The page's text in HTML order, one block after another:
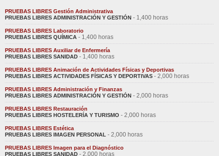
PRUEBAS LIBRES Gestión Administrativa
PRUEBAS LIBRES ADMINISTRACIÓN Y GESTIÓN - 1,400 horas
PRUEBAS LIBRES Laboratorio
PRUEBAS LIBRES QUÍMICA - 1,400 horas
PRUEBAS LIBRES Auxiliar de Enfermería
PRUEBAS LIBRES SANIDAD - 1,400 horas
PRUEBAS LIBRES Animación de Actividades Físicas y Deportivas
PRUEBAS LIBRES ACTIVIDADES FÍSICAS Y DEPORTIVAS - 2,000 horas
PRUEBAS LIBRES Administración y Finanzas
PRUEBAS LIBRES ADMINISTRACIÓN Y GESTIÓN - 2,000 horas
PRUEBAS LIBRES Restauración
PRUEBAS LIBRES HOSTELERÍA Y TURISMO - 2,000 horas
PRUEBAS LIBRES Estética
PRUEBAS LIBRES IMAGEN PERSONAL - 2,000 horas
PRUEBAS LIBRES Imagen para el Diagnóstico
PRUEBAS LIBRES SANIDAD - 2,000 horas